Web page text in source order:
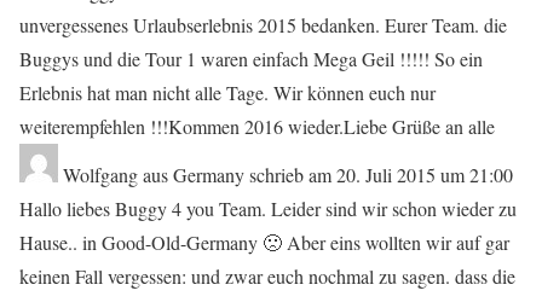
unvergessenes Urlaubserlebnis 2015 bedanken. Eurer Team. die
Buggys und die Tour 1 waren einfach Mega Geil !!!!! So ein
Erlebnis hat man nicht alle Tage. Wir können euch nur
weiterempfehlen !!!Kommen 2016 wieder.Liebe Grüße an alle
WolfgangausGermanyschrieb am20. Juli 2015 um21:00
Hallo liebes Buggy 4 you Team. Leider sind wir schon wieder zu
Hause.. in Good-Old-Germany 🙁 Aber eins wollten wir auf gar
keinen Fall vergessen: und zwar euch nochmal zu sagen. dass die